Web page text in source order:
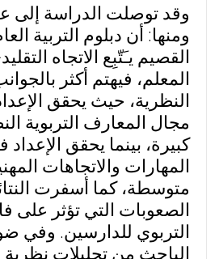
وقد توصلت الدراسة إلى
ومنها: أن دبلوم التربية
القصيم يـَتّبِع الاتجاه
المعلم، فيهتم أكثر
النظرية، حيث يحقق
مجال المعارف التربوية
كبيرة، بينما يحقق
المهارات والاتجاهات
متوسطة، كما أسفرت
الصعوبات التي تؤثر على
التربوي للدارسين. وفي